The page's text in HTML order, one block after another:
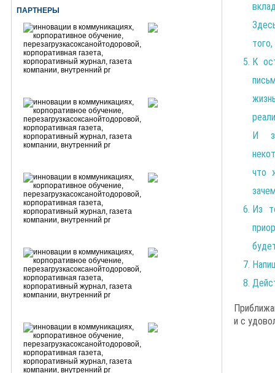
ПАРТНЕРЫ
К
И
что
Из
и с